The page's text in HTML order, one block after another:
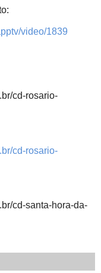
video/1839
cd-rosario-
cd-rosario-
cd-santa-hora-da-